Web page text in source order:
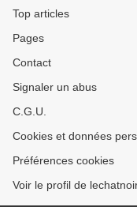
Top articles
Pages
Contact
Signaler un abus
C.G.U.
Cookies et données
Préférences cookies
Voir le profil de